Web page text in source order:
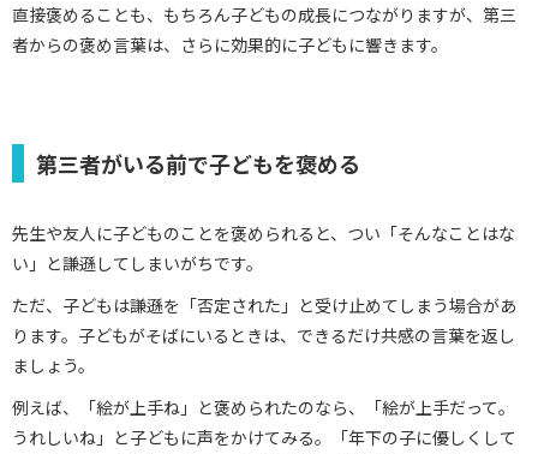
直接褒めることも、もちろん子どもの成長につながりますが、第三
者からの褒め言葉は、さらに効果的に子どもに響きます。
第三者がいる前で子どもを褒める
先生や友人に子どものことを褒められると、つい「そんなことはな
い」と謙遜してしまいがちです。
ただ、子どもは謙遜を「否定された」と受け止めてしまう場合があ
ります。子どもがそばにいるときは、できるだけ共感の言葉を返し
ましょう。
例えば、「絵が上手ね」と褒められたのなら、「絵が上手だって。
うれしいね」と子どもに声をかけてみる。「年下の子に優しくして